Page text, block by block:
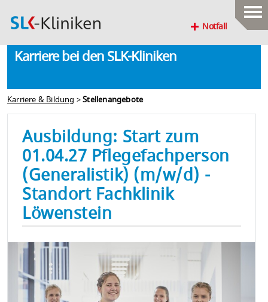
Notfall
Karriere bei den SLK-Kliniken
Karriere & Bildung >Stellenangebote
Ausbildung: Start zum
01.04.27 Pflegefachperson
(Generalistik) (m/w/d) -
Standort Fachklinik
Löwenstein